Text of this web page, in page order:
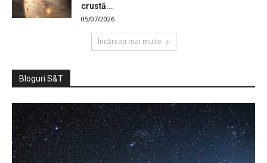
crustă...
05/07/2026
Încărcați mai multe
Bloguri S&T